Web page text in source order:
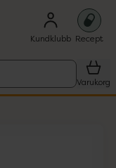
Kundklubb Recept
Varukorg